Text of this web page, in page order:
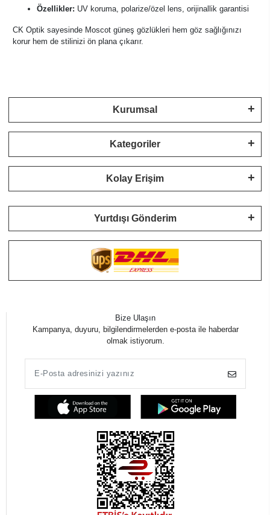
Özellikler: UV koruma, polarize/özel lens, orijinallik garantisi
CK Optik sayesinde Moscot güneş gözlükleri hem göz sağlığınızı
korur hem de stilinizi ön plana çıkarır.
Kurumsal
Kategoriler
Kolay Erişim
Yurtdışı Gönderim
Bize Ulaşın
Kampanya, duyuru, bilgilendirmelerden e-posta ile haberdar
olmak istiyorum.